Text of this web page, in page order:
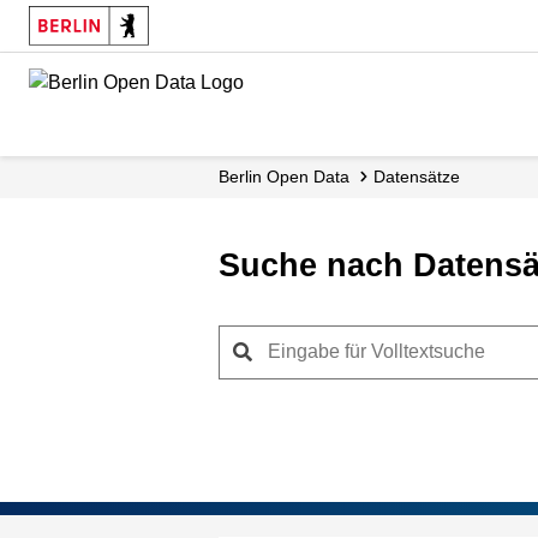
Skip
main
Berlin Open Data Datensätze
Suche nach